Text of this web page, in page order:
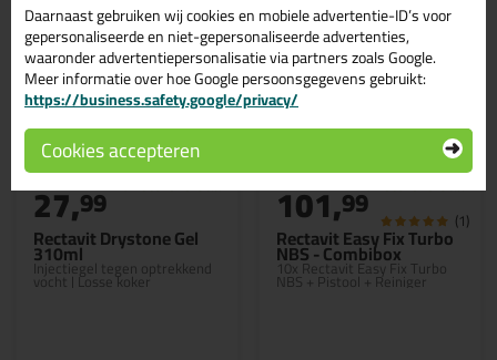
Rectavit Drystone Gel
310ml
Injectiegel tegen optrekkend
vocht | Losse koker
27,99
Rectavit Easy Fix Turbo
NBS - Combibox
10x Rectavit Easy Fix Turbo
NBS + Pistool + Reiniger
101,99 (1)
Daarnaast gebruiken wij cookies en mobiele advertentie-ID’s voor
gepersonaliseerde en niet-gepersonaliseerde advertenties,
waaronder advertentiepersonalisatie via partners zoals Google.
Meer informatie over hoe Google persoonsgegevens gebruikt:
https://business.safety.google/privacy/
Cookies accepteren